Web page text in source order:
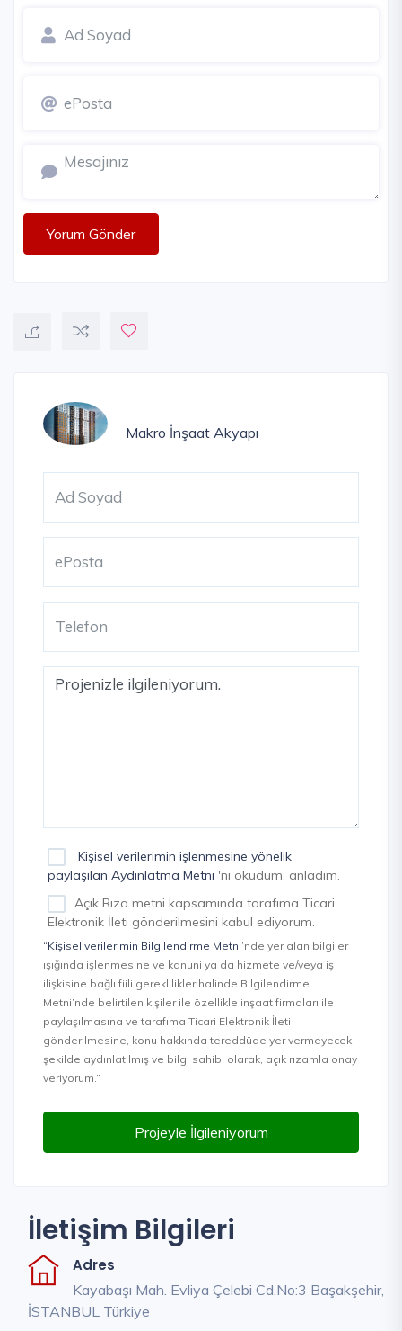
Yorum Gönder
Makro İnşaat Akyapı
Kişisel verilerimin işlenmesine yönelik
paylaşılan Aydınlatma Metni 'ni okudum, anladım.
Açık Rıza metni kapsamında tarafıma Ticari
Elektronik İleti gönderilmesini kabul ediyorum.
“Kişisel verilerimin Bilgilendirme Metni’nde yer alan bilgiler
ışığında işlenmesine ve kanuni ya da hizmete ve/veya iş
ilişkisine bağlı fiili gereklilikler halinde Bilgilendirme
Metni’nde belirtilen kişiler ile özellikle inşaat firmaları ile
paylaşılmasına ve tarafıma Ticari Elektronik İleti
gönderilmesine, konu hakkında tereddüde yer vermeyecek
şekilde aydınlatılmış ve bilgi sahibi olarak, açık rızamla onay
veriyorum.”
Projeyle İlgileniyorum
İletişim Bilgileri
Adres
Kayabaşı Mah. Evliya Çelebi Cd.No:3 Başakşehir,
İSTANBUL Türkiye